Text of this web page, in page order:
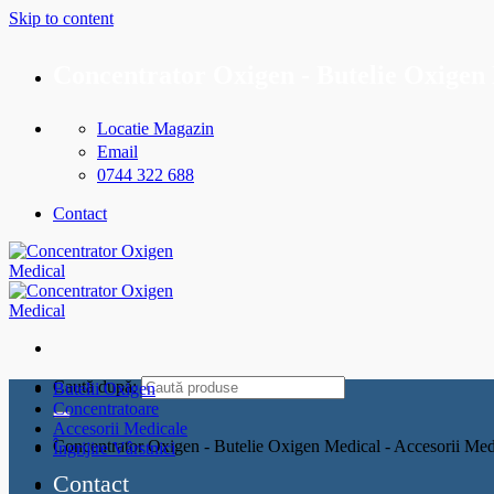
Skip to content
Locatie Magazin
Email
0744 322 688
Contact
Caută după:
Concentrator Oxigen - Butelie Oxigen Medical - Accesorii
Butelii Oxigen
Concentratoare
Accesorii Medicale
Îngrijire Vârstnici
Contact